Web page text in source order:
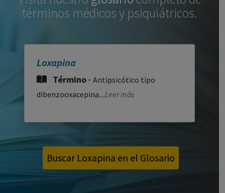
términos médicos y psiquiátricos.
Loxapina
Término ·Antipsicótico tipo
dibenzooxacepina....Leer más
Buscar Loxapina en el Glosario